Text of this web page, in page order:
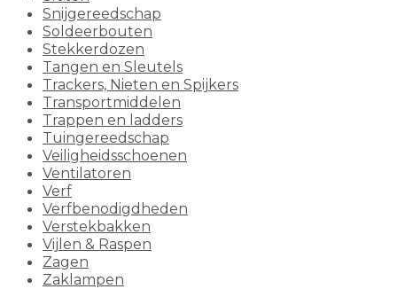
Snijgereedschap
Soldeerbouten
Stekkerdozen
Tangen en Sleutels
Trackers, Nieten en Spijkers
Transportmiddelen
Trappen en ladders
Tuingereedschap
Veiligheidsschoenen
Ventilatoren
Verf
Verfbenodigdheden
Verstekbakken
Vijlen & Raspen
Zagen
Zaklampen